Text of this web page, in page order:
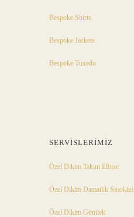
Bespoke Shirts
Bespoke Jackets
Bespoke Tuxedo
SERVISLERIMIZ
Özel Dikim Takım Elbise
Özel Dikim Damatlık Smokini
Özel Dikim Gömlek